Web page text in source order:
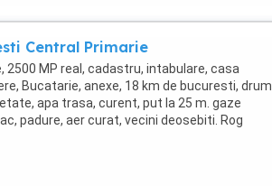
Central Primarie
2500 MP real, cadastru, intabulare, casa
Bucatarie, anexe, 18 km de bucuresti, drum
apa trasa, curent, put la 25 m. gaze
padure, aer curat, vecini deosebiti. Rog